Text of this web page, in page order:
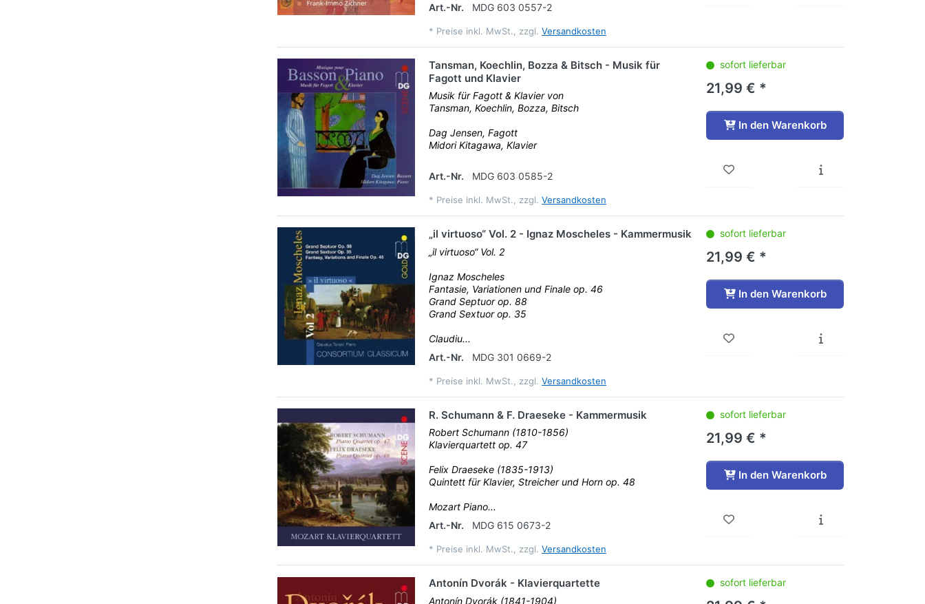
Art.-Nr. MDG 603 0557-2
* Preise inkl. MwSt., zzgl. Versandkosten
Tansman, Koechlin, Bozza & Bitsch - Musik für
Fagott und Klavier
Musik für Fagott & Klavier von
Tansman, Koechlin, Bozza, Bitsch
Dag Jensen, Fagott
Midori Kitagawa, Klavier
Art.-Nr. MDG 603 0585-2
* Preise inkl. MwSt., zzgl. Versandkosten
sofort lieferbar
21,99 € *
In den Warenkorb
„il virtuoso“ Vol. 2 - Ignaz Moscheles - Kammermusik
„il virtuoso“ Vol. 2
Ignaz Moscheles
Fantasie, Variationen und Finale op. 46
Grand Septuor op. 88
Grand Sextuor op. 35
Claudiu...
Art.-Nr.
MDG 301 0669-2
* Preise inkl. MwSt., zzgl. Versandkosten
sofort lieferbar
21,99 € *
In den Warenkorb
R. Schumann & F. Draeseke - Kammermusik
Robert Schumann (1810-1856)
Klavierquartett op. 47
Felix Draeseke (1835-1913)
Quintett für Klavier, Streicher und Horn op. 48
Mozart Piano...
Art.-Nr.
MDG 615 0673-2
* Preise inkl. MwSt., zzgl. Versandkosten
sofort lieferbar
21,99 € *
In den Warenkorb
Antonín Dvorák - Klavierquartette
Antonín Dvorák (1841-1904)
sofort lieferbar